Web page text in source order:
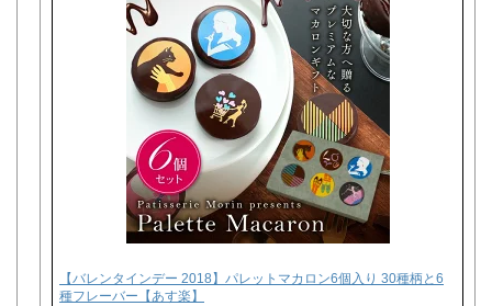
【バレンタインデー 2018】パレットマカロン6個入り 30種柄と6
種フレーバー【あす楽】